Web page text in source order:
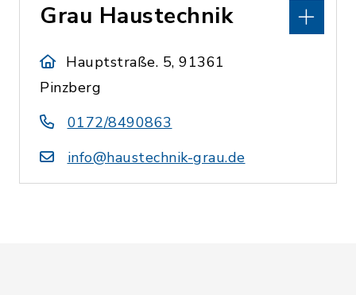
Grau Haustechnik
Hauptstraße. 5, 91361
Pinzberg
0172/8490863
info@haustechnik-grau.de